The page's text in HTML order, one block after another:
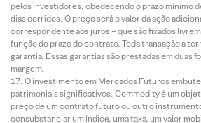
pelos investidores, obedecendo o prazo mínimo
dias corridos. O preço será o valor da ação
correspondente aos juros – que são fixados
função do prazo do contrato. Toda transação a
garantia. Essas garantias são prestadas em duas
margem.
O investimento em Mercados Futuros
patrimoniais significativos. Commodity é um
preço de um contrato futuro ou outro
consubstanciar um índice, uma taxa, um valor